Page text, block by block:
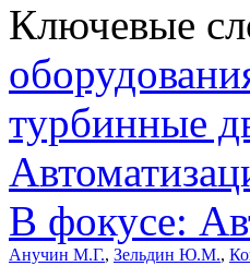
Ключевые
турбинные
В фокусе:
Анучин М.Г., Зельдин Ю.М.,